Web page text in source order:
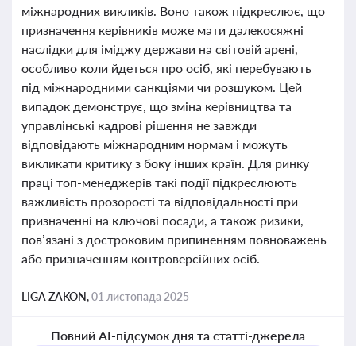
міжнародних викликів. Воно також підкреслює, що
призначення керівників може мати далекосяжні
наслідки для іміджу держави на світовій арені,
особливо коли йдеться про осіб, які перебувають
під міжнародними санкціями чи розшуком. Цей
випадок демонструє, що зміна керівництва та
управлінські кадрові рішення не завжди
відповідають міжнародним нормам і можуть
викликати критику з боку інших країн. Для ринку
праці топ-менеджерів такі події підкреслюють
важливість прозорості та відповідальності при
призначенні на ключові посади, а також ризики,
пов’язані з достроковим припиненням повноважень
або призначенням контроверсійних осіб.
LIGA ZAKON,01 листопада 2025
Повний AI-підсумок дня та статті-джерела